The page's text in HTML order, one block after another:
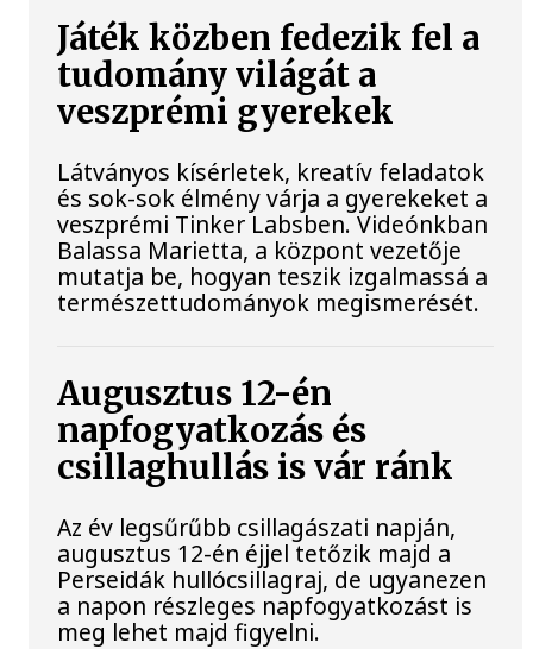
Játék közben fedezik fel a
tudomány világát a
veszprémi gyerekek
Látványos kísérletek, kreatív feladatok
és sok-sok élmény várja a gyerekeket a
veszprémi Tinker Labsben. Videónkban
Balassa Marietta, a központ vezetője
mutatja be, hogyan teszik izgalmassá a
természettudományok megismerését.
Augusztus 12-én
napfogyatkozás és
csillaghullás is vár ránk
Az év legsűrűbb csillagászati napján,
augusztus 12-én éjjel tetőzik majd a
Perseidák hullócsillagraj, de ugyanezen
a napon részleges napfogyatkozást is
meg lehet majd figyelni.